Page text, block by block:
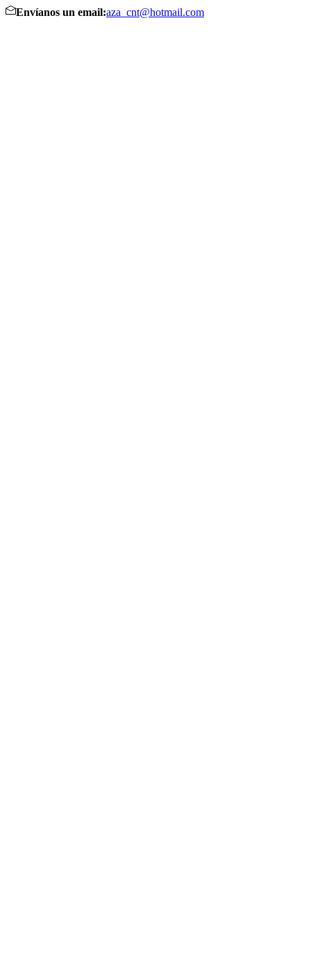
Envíanos un email:aza_cnt@hotmail.com